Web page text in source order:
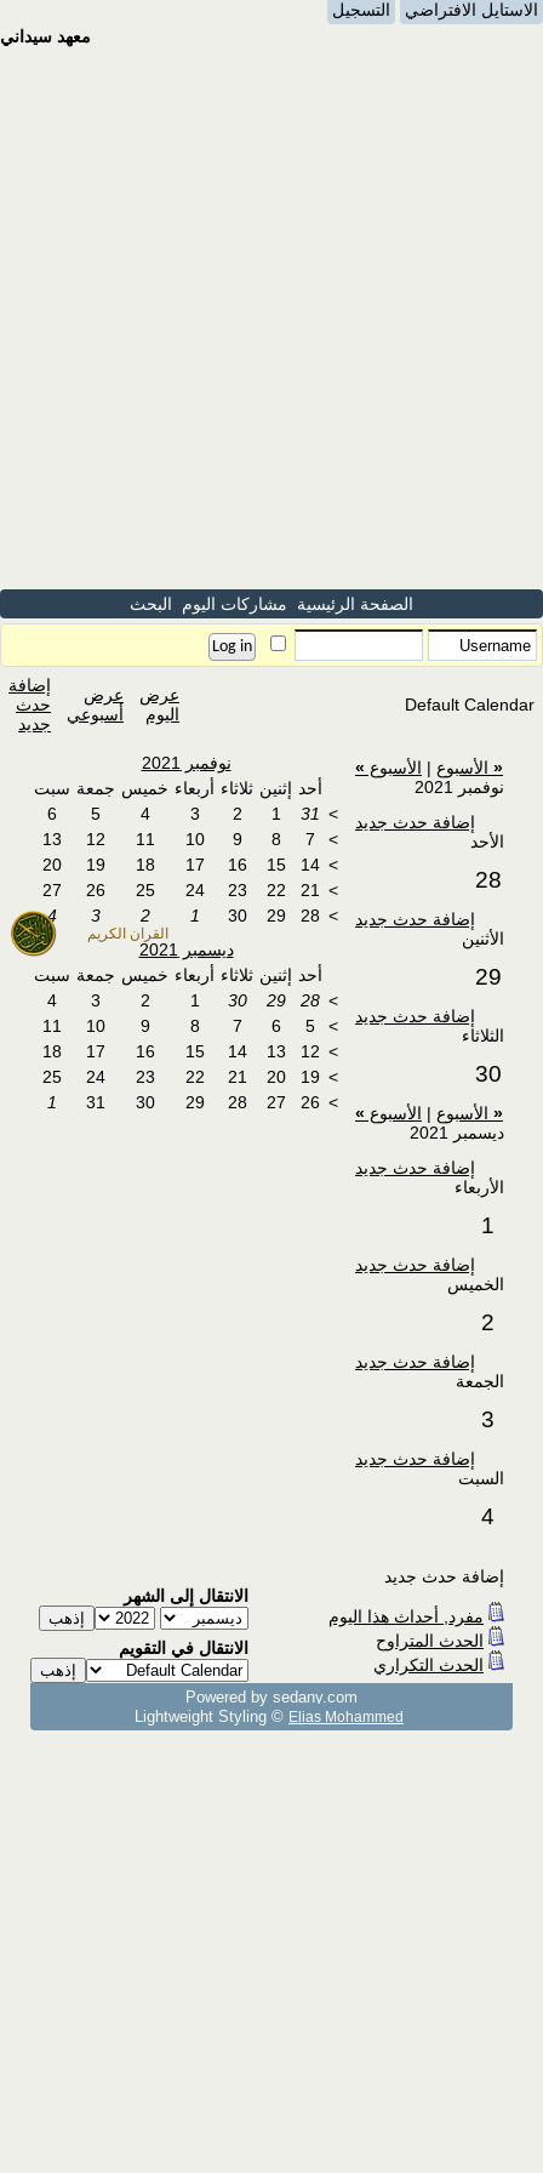
القران الكريم
الاستايل الافتراضي
التسجيل
معهد سيداني
الصفحة الرئيسية مشاركات اليوم البحث
Default Calendar
عرض
اليوم
عرض
أسبوعي
إضافة
حدث
جديد
« الأسبوع | الأسبوع »
نوفمبر 2021
إضافة حدث جديد
الأحد
28
إضافة حدث جديد
الأثنين
29
إضافة حدث جديد
الثلاثاء
30
« الأسبوع | الأسبوع »
ديسمبر 2021
إضافة حدث جديد
الأربعاء
1
إضافة حدث جديد
الخميس
2
إضافة حدث جديد
الجمعة
3
إضافة حدث جديد
السبت
4
نوفمبر 2021
أحد إثنين ثلاثاء أربعاء خميس جمعة سبت
>
31
1
2
3
4
5
6
>
7
8
9
10
11
12
13
>
14
15
16
17
18
19
20
>
21
22
23
24
25
26
27
>
28
29
30
1
2
3
4
ديسمبر 2021
أحد إثنين ثلاثاء أربعاء خميس جمعة سبت
>
28
29
30
1
2
3
4
>
5
6
7
8
9
10
11
>
12
13
14
15
16
17
18
>
19
20
21
22
23
24
25
>
26
27
28
29
30
31
1
إضافة حدث جديد
مفرد, أحداث هذا اليوم
الحدث المتراوح
الحدث التكراري
الانتقال إلى الشهر
الانتقال في التقويم
Powered by sedany.com
Lightweight Styling © Elias Mohammed